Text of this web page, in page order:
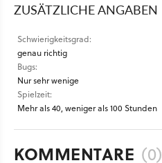
ZUSÄTZLICHE ANGABEN
Schwierigkeitsgrad:
genau richtig
Bugs:
Nur sehr wenige
Spielzeit:
Mehr als 40, weniger als 100 Stunden
KOMMENTARE (0)